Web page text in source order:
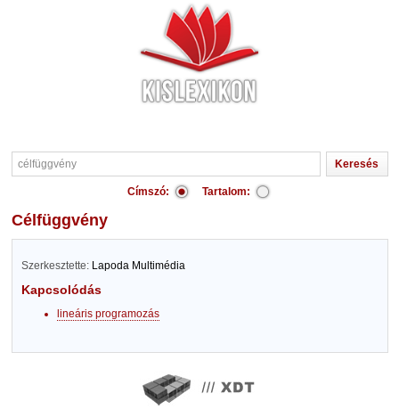
Címszó: Tartalom:
célfüggvény
Szerkesztette: Lapoda Multimédia
Kapcsolódás
lineáris programozás